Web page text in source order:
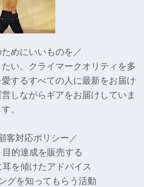
めにいいものを／
い。クライマークオリティを多
するすべての人に最新をお届け
しながらギアをお届けしていま
す。
客対応ポリシー／
的達成を販売する
を傾けたアドバイス
グを知ってもらう活動